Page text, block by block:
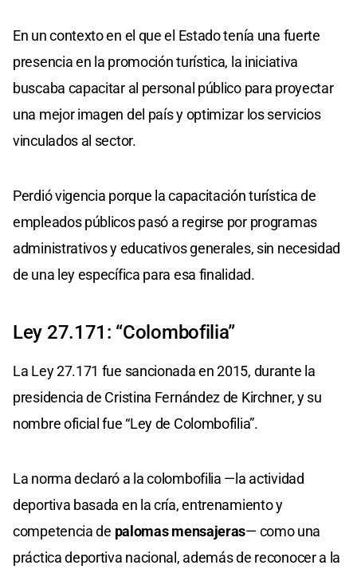
En un contexto en el que el Estado tenía una fuerte
presencia en la promoción turística, la iniciativa
buscaba capacitar al personal público para proyectar
una mejor imagen del país y optimizar los servicios
vinculados al sector.
Perdió vigencia porque la capacitación turística de
empleados públicos pasó a regirse por programas
administrativos y educativos generales, sin necesidad
de una ley específica para esa finalidad.
Ley 27.171: “Colombofilia”
La Ley 27.171 fue sancionada en 2015, durante la
presidencia de Cristina Fernández de Kirchner, y su
nombre oficial fue “Ley de Colombofilia”.
La norma declaró a la colombofilia —la actividad
deportiva basada en la cría, entrenamiento y
competencia de palomas mensajeras— como una
práctica deportiva nacional, además de reconocer a la